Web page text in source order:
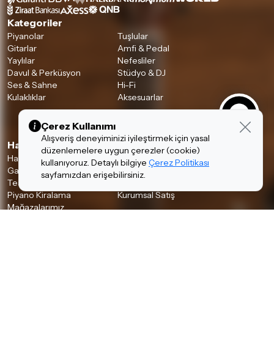
Kategoriler
Piyanolar
Tuşlular
Gitarlar
Amfi & Pedal
Yaylılar
Nefesliler
Davul & Perküsyon
Stüdyo & DJ
Ses & Sahne
Hi-Fi
Kulaklıklar
Aksesuarlar
Hakkımızda & Hizmetlerimiz
Hakkımızda
İnsan Kaynakları
Garanti ve İade Koşulları
Banka Hesaplarımız
Teslimat Koşulları
Piyano Kiralama
Kurumsal Satış
Mağazalarımız
Çerez Kullanımı
Alışveriş deneyiminizi iyileştirmek için yasal
düzenlemelere uygun çerezler (cookie)
kullanıyoruz. Detaylı bilgiye Çerez Politikası
sayfamızdan erişebilirsiniz.